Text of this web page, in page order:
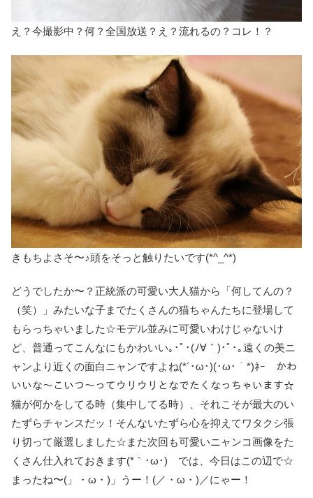
え？今撮影中？何？全国放送？え？流れるの？コレ！？
きもちよさそ〜♪頭をそっと触りたいです(*^_^*)
どうでしたか〜？正統派の可愛い大人猫から「何してんの？
（笑）」みたいな子までたくさんの猫ちゃんたちに登場して
もらっちゃいました☆モデル並みに可愛いわけじゃないけ
ど、普通ってこんなにもかわいい｡･ﾟ･(ﾉ∀｀)･ﾟ･｡遠くの美ニ
ャンより近くの面白ニャンですよね(*´･ω･)(･ω･｀*)ﾈｰ かわ
いいな〜こいつ〜ってウリウリとなでたくなっちゃいます☆
猫が何かをしてる時（集中してる時）、それこそが最大のい
たずらチャンスだッ！そんないたずら心を抑えてワタクシ張
り切って厳選しました☆また次回も可愛いニャンコ画像をた
くさん仕入れておきます(*｀･ω･)ゞでは、今日はこの辺で☆
まったね〜(」・ω・)」うー！(／・ω・)／にゃー！